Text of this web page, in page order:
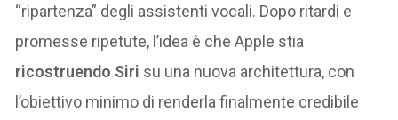
“ripartenza” degli assistenti vocali. Dopo ritardi e
promesse ripetute, l’idea è che Apple stia
ricostruendo Siri su una nuova architettura, con
l’obiettivo minimo di renderla finalmente credibile